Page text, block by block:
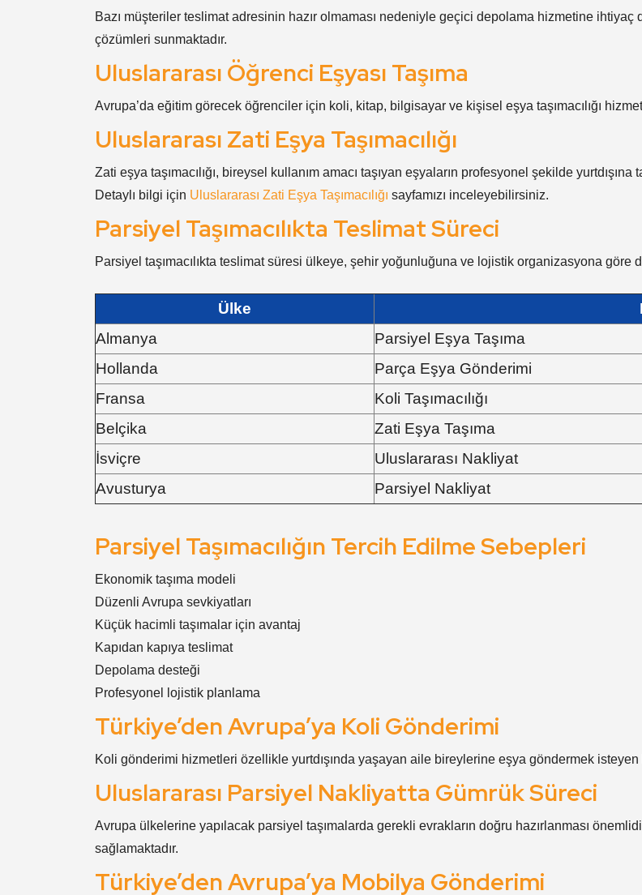
Bazı müşteriler teslimat adresinin hazır olmaması nedeniyle geçici depolama hizmetine
çözümleri sunmaktadır.
Uluslararası Öğrenci Eşyası Taşıma
Avrupa’da eğitim görecek öğrenciler için koli, kitap, bilgisayar ve kişisel eşya taşımacılığı
Uluslararası Zati Eşya Taşımacılığı
Zati eşya taşımacılığı, bireysel kullanım amacı taşıyan eşyaların profesyonel şekilde yurtdışına
Detaylı bilgi için Uluslararası Zati Eşya Taşımacılığı sayfamızı inceleyebilirsiniz.
Parsiyel Taşımacılıkta Teslimat Süreci
Parsiyel taşımacılıkta teslimat süresi ülkeye, şehir yoğunluğuna ve lojistik organizasyona göre
Ülke
Almanya
Parsiyel Eşya Taşıma
Hollanda
Parça Eşya Gönderimi
Fransa
Koli Taşımacılığı
Belçika
Zati Eşya Taşıma
İsviçre
Uluslararası Nakliyat
Avusturya
Parsiyel Nakliyat
Parsiyel Taşımacılığın Tercih Edilme Sebepleri
Ekonomik taşıma modeli
Düzenli Avrupa sevkiyatları
Küçük hacimli taşımalar için avantaj
Kapıdan kapıya teslimat
Depolama desteği
Profesyonel lojistik planlama
Türkiye’den Avrupa’ya Koli Gönderimi
Koli gönderimi hizmetleri özellikle yurtdışında yaşayan aile bireylerine eşya göndermek
Uluslararası Parsiyel Nakliyatta Gümrük Süreci
Avrupa ülkelerine yapılacak parsiyel taşımalarda gerekli evrakların doğru hazırlanması
sağlamaktadır.
Türkiye’den Avrupa’ya Mobilya Gönderimi